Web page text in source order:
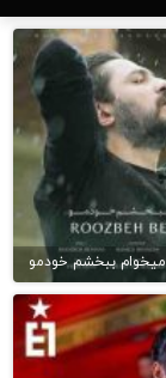
میخوام ببخشم خودمو